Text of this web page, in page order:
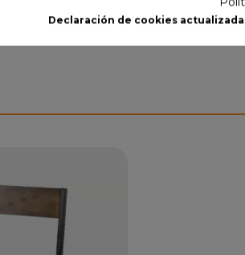
Declaración de cookies